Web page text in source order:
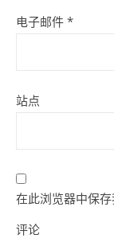
电子邮件 *
站点
在此浏览器中保存
评论